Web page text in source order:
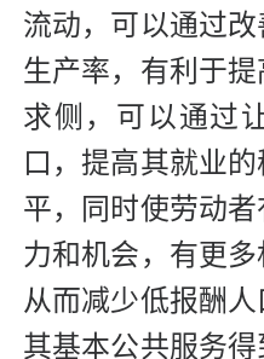
流动，可以通过
生产率，有利于
求侧，可以通过
口，提高其就业
平，同时使劳动
力和机会，有更多
从而减少低报酬
其基本公共服务